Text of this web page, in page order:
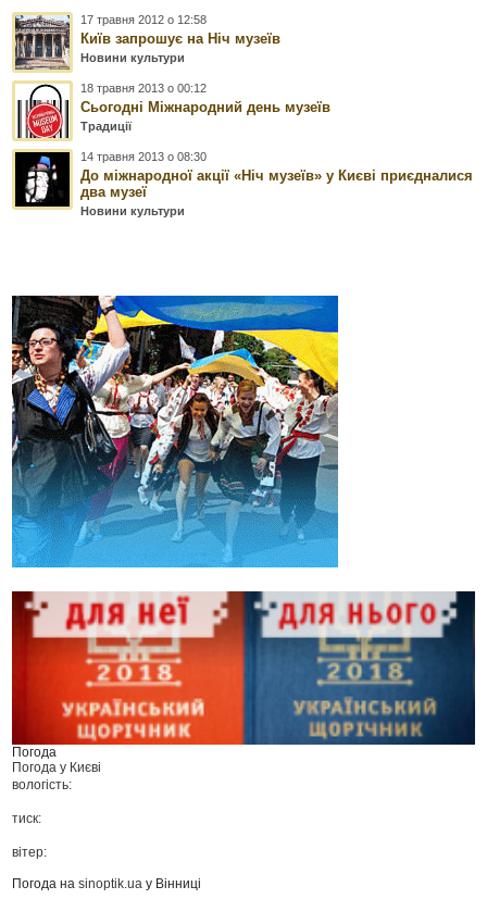
17 травня 2012 о 12:58
Київ запрошує на Ніч музеїв
Новини культури
18 травня 2013 о 00:12
Сьогодні Міжнародний день музеїв
Традиції
14 травня 2013 о 08:30
До міжнародної акції «Ніч музеїв» у Києві приєдналися
два музеї
Новини культури
Погода
Погода у Києві
вологість:
тиск:
вітер:
Погода наsinoptik.ua у Вінниці